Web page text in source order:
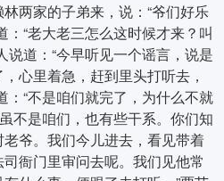
家的子弟来，说：“爷们好乐
：“老大老三怎么这时候才来？叫
说道：“今早听见一个谣言，说是
心里着急，赶到里头打听去，
：“不是咱们就完了，为什么不就
不是咱们，也有些干系。你们知
爷。我们今儿进去，看见带着
衙门里审问去呢。我们见他常